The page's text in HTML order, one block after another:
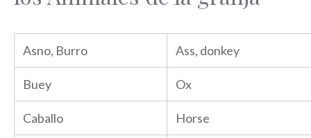
Asno, Burro Ass, donkey
Buey Ox
Caballo Horse